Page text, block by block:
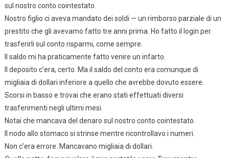
sul nostro conto cointestato.
Nostro figlio ci aveva mandato dei soldi — un rimborso parziale di un
prestito che gli avevamo fatto tre anni prima. Ho fatto il login per
trasferirli sul conto risparmi, come sempre.
Il saldo mi ha praticamente fatto venire un infarto.
Il deposito c’era, certo. Ma il saldo del conto era comunque di
migliaia di dollari inferiore a quello che avrebbe dovuto essere.
Scorsi in basso e trovai che erano stati effettuati diversi
trasferimenti negli ultimi mesi.
Notai che mancava del denaro sul nostro conto cointestato.
Il nodo allo stomaco si strinse mentre ricontrollavo i numeri.
Non c’era errore. Mancavano migliaia di dollari.